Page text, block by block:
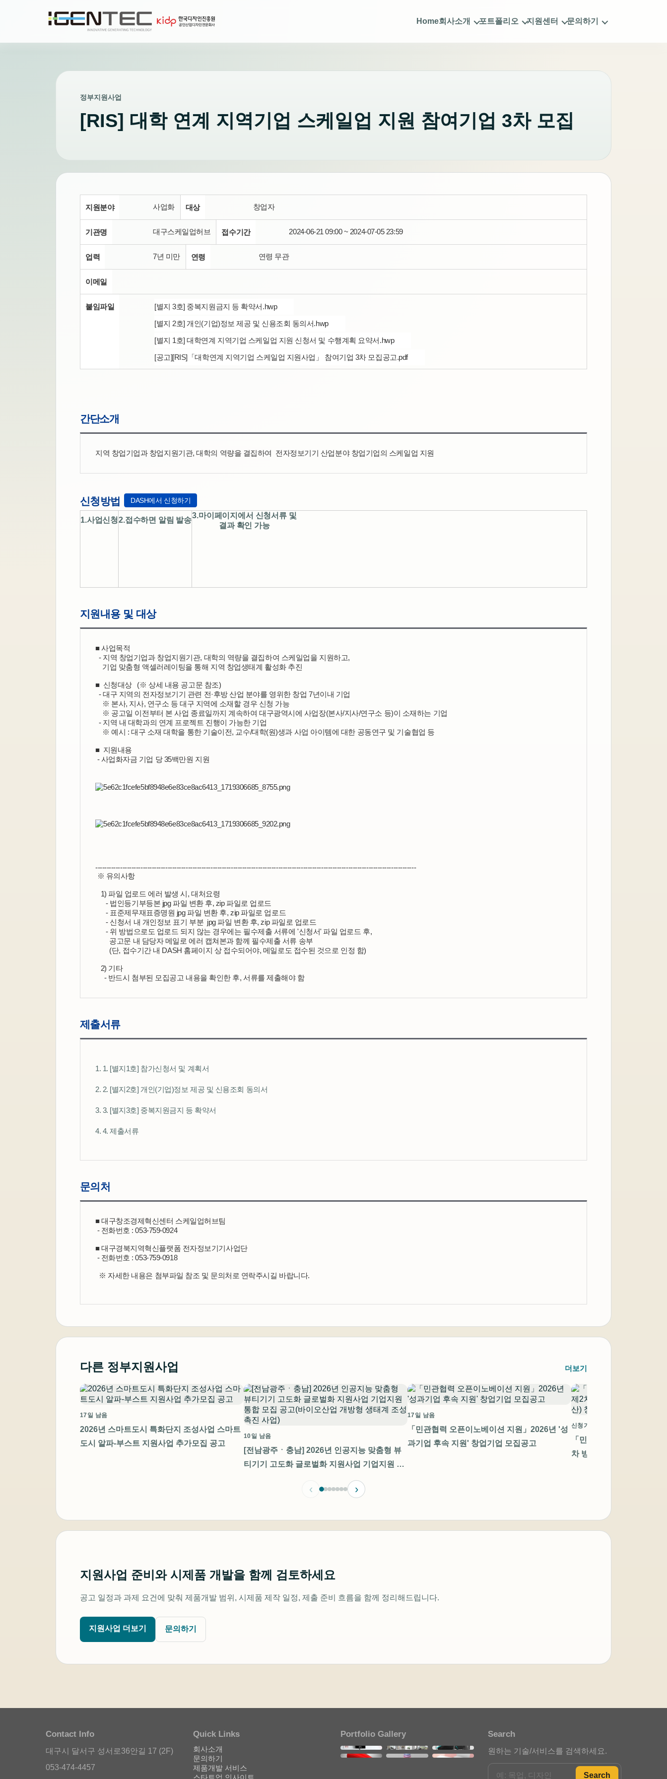
Home회사소개 포트폴리오 지원센터 문의하기
정부지원사업
[RIS] 대학 연계 지역기업 스케일업 지원 참여기업 3차 모집
지원분야 사업화 대상 창업자
기관명 대구스케일업허브 접수기간 2024-06-21 09:00 ~ 2024-07-05 23:59
업력 7년 미만 연령 연령 무관
이메일
붙임파일 [별지 3호] 중복지원금지 등 확약서.hwp
[별지 2호] 개인(기업)정보 제공 및 신용조회 동의서.hwp
[별지 1호] 대학연계 지역기업 스케일업 지원 신청서 및 수행계획 요약서.hwp
[공고][RIS]「대학연계 지역기업 스케일업 지원사업」 참여기업 3차 모집공고.pdf
간단소개
지역 창업기업과 창업지원기관, 대학의 역량을 결집하여  전자정보기기 산업분야 창업기업의 스케일업 지원
신청방법 DASH에서 신청하기
1.사업신청2.접수하면 알림 발송
3.마이페이지에서 신청서류 및
결과 확인 가능
지원내용 및 대상
■ 사업목적
  - 지역 창업기업과 창업지원기관, 대학의 역량을 결집하여 스케일업을 지원하고,
    기업 맞춤형 액셀러레이팅을 통해 지역 창업생태계 활성화 추진
■  신청대상   (※ 상세 내용 공고문 참조)
  - 대구 지역의 전자정보기기 관련 전·후방 산업 분야를 영위한 창업 7년이내 기업
    ※ 본사, 지사, 연구소 등 대구 지역에 소재할 경우 신청 가능
    ※ 공고일 이전부터 본 사업 종료일까지 계속하여 대구광역시에 사업장(본사/지사/연구소 등)이 소재하는 기업
  - 지역 내 대학과의 연계 프로젝트 진행이 가능한 기업
    ※ 예시 : 대구 소재 대학을 통한 기술이전, 교수/대학(원)생과 사업 아이템에 대한 공동연구 및 기술협업 등
■  지원내용
- 사업화자금 기업 당 35백만원 지원
----------------------------------------------------------------------------------------------------------------------------------------------
※ 유의사항
   1) 파일 업로드 에러 발생 시, 대처요령
      - 법인등기부등본 jpg 파일 변환 후, zip 파일로 업로드
      - 표준제무재표증명원 jpg 파일 변환 후, zip 파일로 업로드
      - 신청서 내 개인정보 표기 부분  jpg 파일 변환 후, zip 파일로 업로드
      - 위 방법으로도 업로드 되지 않는 경우에는 필수제출 서류에 '신청서' 파일 업로드 후,
        공고문 내 담당자 메일로 에러 캡쳐본과 함께 필수제출 서류 송부
        (단, 접수기간 내 DASH 홈페이지 상 접수되어야, 메일로도 접수된 것으로 인정 함)
   2) 기타
     - 반드시 첨부된 모집공고 내용을 확인한 후, 서류를 제출해야 함
제출서류
1. 1. [별지1호] 참가신청서 및 계획서
2. 2. [별지2호] 개인(기업)정보 제공 및 신용조회 동의서
3. 3. [별지3호] 중복지원금지 등 확약서
4. 4. 제출서류
문의처
■ 대구창조경제혁신센터 스케일업허브팀
- 전화번호 : 053-759-0924
■ 대구경북지역혁신플랫폼 전자정보기기사업단
- 전화번호 : 053-759-0918
  ※ 자세한 내용은 첨부파일 참조 및 문의처로 연락주시길 바랍니다.
다른 정부지원사업 더보기
17일 남음
2026년 스마트도시 특화단지 조성사업 스마트
도시 알파-부스트 지원사업 추가모집 공고
10일 남음
[전남광주ㆍ충남] 2026년 인공지능 맞춤형 뷰
티기기 고도화 글로벌화 지원사업 기업지원 통
17일 남음
「민관협력 오픈이노베이션 지원」2026년 '성
과기업 후속 지원' 창업기업 모집공고
신청기간 만료
「민관협력 오픈이노베이
차 방산 스타트업 챌린지(
‹ ›
지원사업 준비와 시제품 개발을 함께 검토하세요
공고 일정과 과제 요건에 맞춰 제품개발 범위, 시제품 제작 일정, 제출 준비 흐름을 함께 정리해드립니다.
지원사업 더보기 문의하기
스타트업 인사이트
정부지원사업 안내
Contact Info
대구시 달서구 성서로36안길 17 (2F)
053-474-4457
Quick Links
회사소개
문의하기
제품개발 서비스
스타트업 인사이트
Portfolio Gallery Search
원하는 기술/서비스를 검색하세요.
Search